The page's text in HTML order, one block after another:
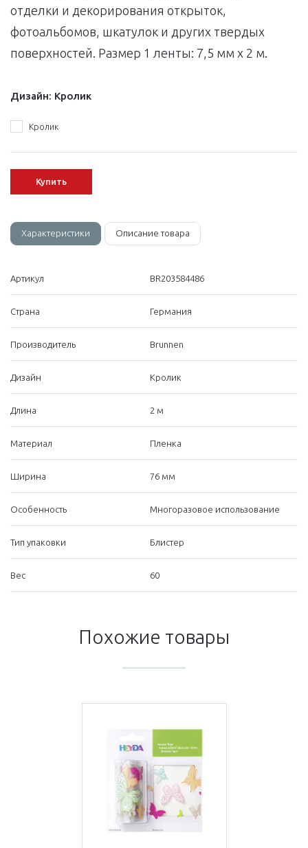
отделки и декорирования открыток,
фотоальбомов, шкатулок и других твердых
поверхностей. Размер 1 ленты: 7,5 мм x 2 м.
Дизайн: Кролик
Кролик
Купить
Характеристики Описание товара
Артикул BR203584486
Страна Германия
Производитель Brunnen
Дизайн Кролик
Длина 2 м
Материал Пленка
Ширина 76 мм
Особенность Многоразовое использование
Тип упаковки Блистер
Вес 60
Похожие товары